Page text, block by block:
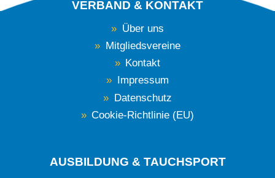
VERBAND & KONTAKT
Über uns
Mitgliedsvereine
Kontakt
Impressum
Datenschutz
Cookie-Richtlinie (EU)
AUSBILDUNG & TAUCHSPORT